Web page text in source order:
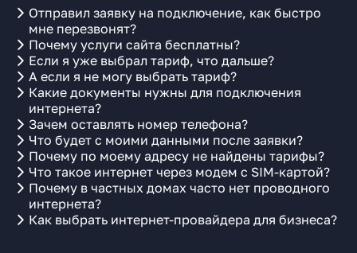
Отправил заявку на подключение, как быстро
мне перезвонят?
Почему услуги сайта бесплатны?
Если я уже выбрал тариф, что дальше?
А если я не могу выбрать тариф?
Какие документы нужны для подключения
интернета?
Зачем оставлять номер телефона?
Что будет с моими данными после заявки?
Почему по моему адресу не найдены тарифы?
Что такое интернет через модем с SIM-картой?
Почему в частных домах часто нет проводного
интернета?
Как выбрать интернет-провайдера для бизнеса?